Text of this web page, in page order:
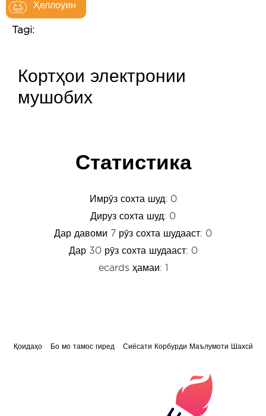
Ҳеллоуин
Tagi:
Кортҳои электронии
мушобих
Статистика
Имрӯз сохта шуд: 0
Дируз сохта шуд: 0
Дар давоми 7 рӯз сохта шудааст: 0
Дар 30 рӯз сохта шудааст: 0
ecards ҳамаи: 1
Қоидаҳо Бо мо тамос гиред Сиёсати Корбурди Маълумоти Шахсӣ